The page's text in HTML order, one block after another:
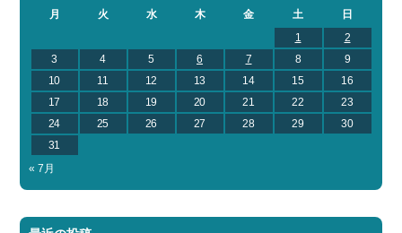
月
火 水 木 金 土
日
1
2
3
4 5 6 7 8
9
10
11 12 13 14 15
16
17
18 19 20 21 22
23
24
25 26 27 28 29
30
31
« 7月